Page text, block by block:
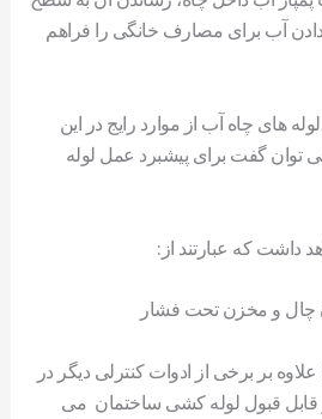
آب برای مصارف خانگی را فراهم
های چاه آب از موارد رایج در این
گفت برای پیشبرد عمل لوله
که عبارتند از:
چال و مخزن تحت فشار
بر برخی از ادوات کنترلی دیگر در
قبول لوله کشی ساختمان می